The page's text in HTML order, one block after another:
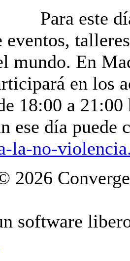
Para este
eventos,
mundo. En
en los
18:00 a
ese día
la-no-
2026
software